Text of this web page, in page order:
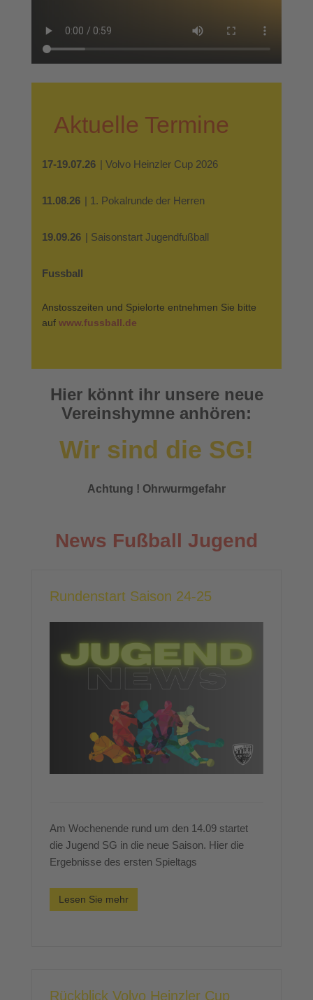
Aktuelle Termine
17-19.07.26 | Volvo Heinzler Cup 2026
11.08.26 | 1. Pokalrunde der Herren
19.09.26 | Saisonstart Jugendfußball
Fussball
Anstosszeiten und Spielorte entnehmen Sie bitte
auf www.fussball.de
Hier könnt ihr unsere neue
Vereinshymne anhören:
Wir sind die SG!
Achtung ! Ohrwurmgefahr
News Fußball Jugend
Rundenstart Saison 24-25
Am Wochenende rund um den 14.09 startet
die Jugend SG in die neue Saison. Hier die
Ergebnisse des ersten Spieltags
Lesen Sie mehr
Rückblick Volvo Heinzler Cup